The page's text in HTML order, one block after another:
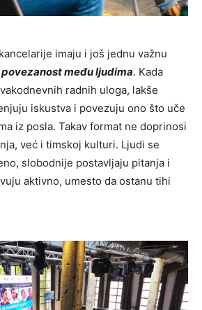
imaju i još jednu važnu
među ljudima. Kada
radnih uloga, lakše
iskustva i povezuju ono što uče
iz posla. Takav format ne doprinosi
već i timskoj kulturi. Ljudi se
slobodnije postavljaju pitanja i
aktivno, umesto da ostanu tihi